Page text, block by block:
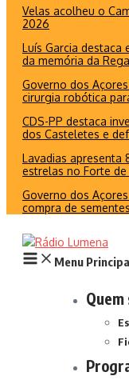
Velas acolheu o
2026
Luís Garcia destaca
da memória da
Governo dos
cirurgia robótica
CDS-PP destaca
dos Casteletes e
Lavadias apresenta
estrelas no Forte
Governo dos
compra de
Menu
Quem